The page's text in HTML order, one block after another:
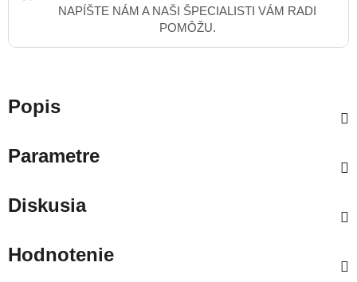
NAPÍŠTE NÁM A NAŠI ŠPECIALISTI VÁM RADI
POMÔŽU.
Popis
Parametre
Diskusia
Hodnotenie